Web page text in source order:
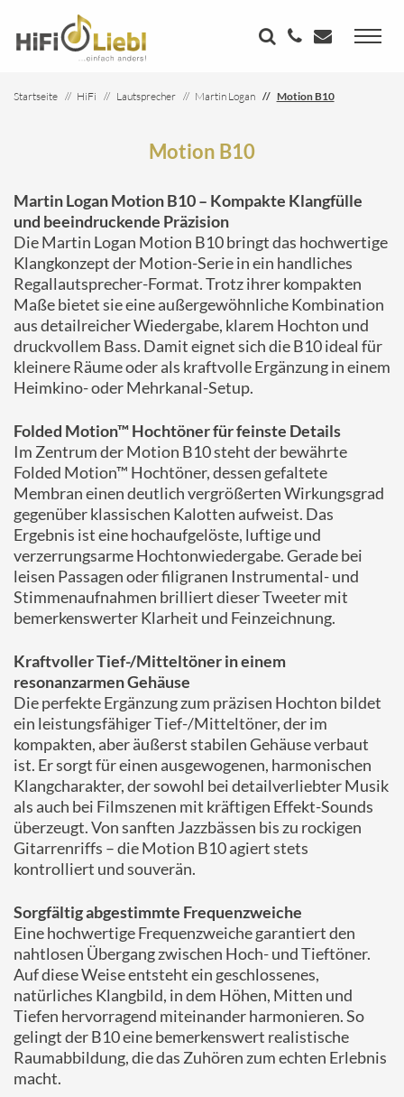
Startseite HiFi Lautsprecher Martin Logan Motion B10
Motion B10
Martin Logan Motion B10 – Kompakte Klangfülle
und beeindruckende Präzision
Die Martin Logan Motion B10 bringt das hochwertige
Klangkonzept der Motion-Serie in ein handliches
Regallautsprecher-Format. Trotz ihrer kompakten
Maße bietet sie eine außergewöhnliche Kombination
aus detailreicher Wiedergabe, klarem Hochton und
druckvollem Bass. Damit eignet sich die B10 ideal für
kleinere Räume oder als kraftvolle Ergänzung in einem
Heimkino- oder Mehrkanal-Setup.
Folded Motion™ Hochtöner für feinste Details
Im Zentrum der Motion B10 steht der bewährte
Folded Motion™ Hochtöner, dessen gefaltete
Membran einen deutlich vergrößerten Wirkungsgrad
gegenüber klassischen Kalotten aufweist. Das
Ergebnis ist eine hochaufgelöste, luftige und
verzerrungsarme Hochtonwiedergabe. Gerade bei
leisen Passagen oder filigranen Instrumental- und
Stimmenaufnahmen brilliert dieser Tweeter mit
bemerkenswerter Klarheit und Feinzeichnung.
Kraftvoller Tief-/Mitteltöner in einem
resonanzarmen Gehäuse
Die perfekte Ergänzung zum präzisen Hochton bildet
ein leistungsfähiger Tief-/Mitteltöner, der im
kompakten, aber äußerst stabilen Gehäuse verbaut
ist. Er sorgt für einen ausgewogenen, harmonischen
Klangcharakter, der sowohl bei detailverliebter Musik
als auch bei Filmszenen mit kräftigen Effekt-Sounds
überzeugt. Von sanften Jazzbässen bis zu rockigen
Gitarrenriffs – die Motion B10 agiert stets
kontrolliert und souverän.
Sorgfältig abgestimmte Frequenzweiche
Eine hochwertige Frequenzweiche garantiert den
nahtlosen Übergang zwischen Hoch- und Tieftöner.
Auf diese Weise entsteht ein geschlossenes,
natürliches Klangbild, in dem Höhen, Mitten und
Tiefen hervorragend miteinander harmonieren. So
gelingt der B10 eine bemerkenswert realistische
Raumabbildung, die das Zuhören zum echten Erlebnis
macht.